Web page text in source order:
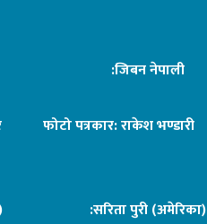
:जिबन नेपाली
फोटो पत्रकार: राकेश भण्डारी
:सरिता पुरी (अमेरिका)